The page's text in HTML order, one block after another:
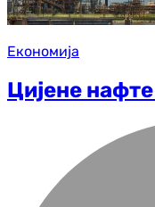
Економија
Цијене